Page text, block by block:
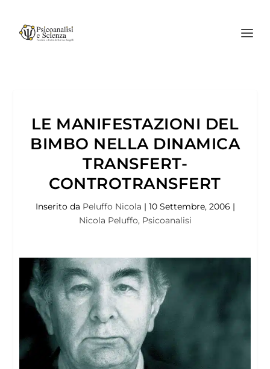
LE MANIFESTAZIONI DEL
BIMBO NELLA DINAMICA
TRANSFERT-
CONTROTRANSFERT
Inserito da Peluffo Nicola | 10 Settembre, 2006 |
Nicola Peluffo, Psicoanalisi